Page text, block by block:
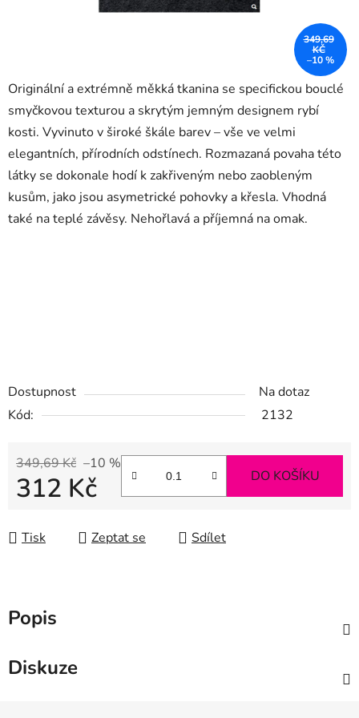
Originální a extrémně měkká tkanina se specifickou bouclé
smyčkovou texturou a skrytým jemným designem rybí
kosti. Vyvinuto v široké škále barev – vše ve velmi
elegantních, přírodních odstínech. Rozmazaná povaha této
látky se dokonale hodí k zakřiveným nebo zaobleným
kusům, jako jsou asymetrické pohovky a křesla. Vhodná
také na teplé závěsy. Nehořlavá a příjemná na omak.
Dostupnost
Na dotaz
Kód:
2132
349,69 Kč –10 %
312 Kč DO KOŠÍKU
Tisk Zeptat se Sdílet
349,69
KČ
–10 %
Popis
Diskuze